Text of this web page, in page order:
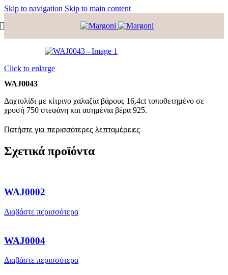
Skip to navigation Skip to main content
Click to enlarge
WAJ0043
Δαχτυλίδι με κίτρινο χαλαζία βάρους 16,4ct τοποθετημένο σε
χρυσή 750 στεφάνη και ασημένια βέρα 925.
Πατήστε για περισσότερες λεπτομέρειες
Σχετικά προϊόντα
WAJ0002
Διαβάστε περισσότερα
WAJ0004
Διαβάστε περισσότερα